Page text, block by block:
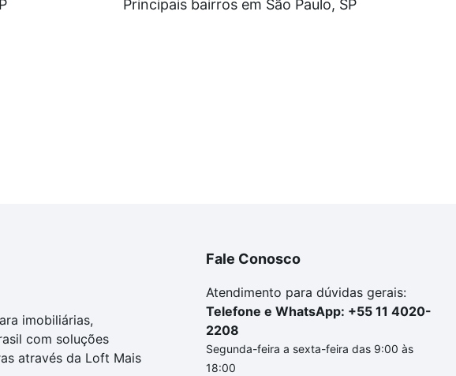
Principais bairros em São Paulo, SP
imobiliárias,
com soluções
através da Loft Mais
Fale Conosco
Atendimento para dúvidas gerais:
Telefone e WhatsApp: +55 11 4020-
2208
Segunda-feira a sexta-feira das 9:00 às
18:00